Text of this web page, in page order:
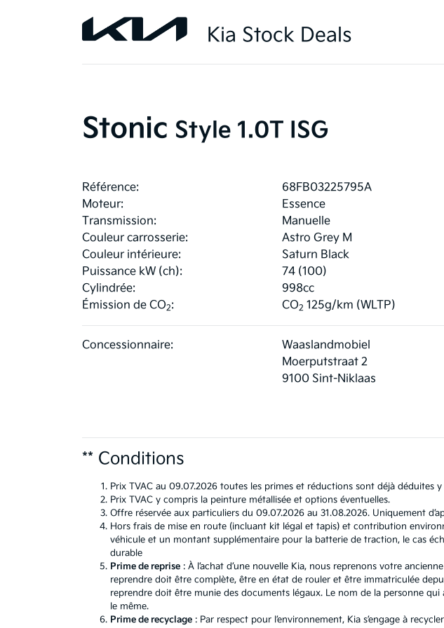
Kia Stock Deals
Stonic Style 1.0T ISG
Référence:
68FB03225795A
Moteur:
Essence
Transmission:
Manuelle
Couleur carrosserie:
Astro Grey M
Couleur intérieure:
Saturn Black
Puissance kW (ch):
74 (100)
Cylindrée:
998cc
Émission de CO2: CO2 125g/km (WLTP)
Concessionnaire:
Waaslandmobiel
Moerputstraat 2
9100 Sint-Niklaas
** Conditions
Prix TVAC au 09.07.2026 toutes les primes et réductions sont déjà déduites
Prix TVAC y compris la peinture métallisée et options éventuelles.
Offre réservée aux particuliers du 09.07.2026 au 31.08.2026. Uniquement
Hors frais de mise en route (incluant kit légal et tapis) et contribution
véhicule et un montant supplémentaire pour la batterie de traction, le cas
durable
Prime de reprise : À l’achat d’une nouvelle Kia, nous reprenons votre
reprendre doit être complète, être en état de rouler et être immatriculée
reprendre doit être munie des documents légaux. Le nom de la personne
le même.
Prime de recyclage : Par respect pour l’environnement, Kia s’engage à